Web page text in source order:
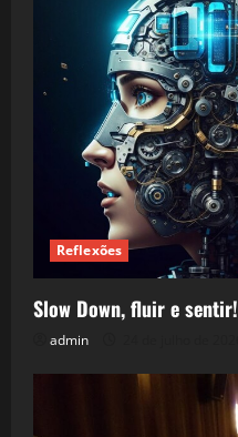
Reflexões
Slow Down, fluir e sentir!
admin